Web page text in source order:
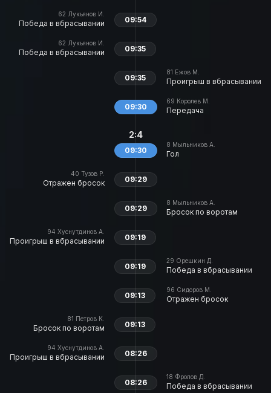
62 Лукьянов И.
Победа в вбрасывании 09:54
62 Лукьянов И.
Победа в вбрасывании 09:35
81 Ежов М.
Проигрыш в вбрасывании
09:35
69 Королев М.
Передача
09:30
8 Мыльников А.
Гол
2:4
09:30
40 Тузов Р.
Отражен бросок 09:29
8 Мыльников А.
Бросок по воротам
09:29
94 Хуснутдинов А.
Проигрыш в вбрасывании 09:19
29 Орешкин Д.
Победа в вбрасывании
09:19
96 Сидоров М.
Отражен бросок
09:13
81 Петров К.
Бросок по воротам 09:13
94 Хуснутдинов А.
Проигрыш в вбрасывании 08:26
18 Фролов Д.
Победа в вбрасывании
08:26